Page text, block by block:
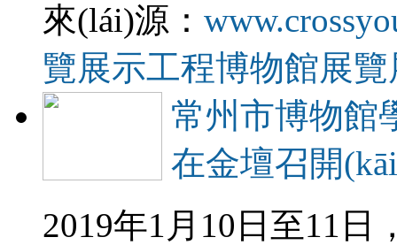
來(lái)源：
覽展示工程博物館展
常州市博物館
在金壇召開
2019年1月10日至11日